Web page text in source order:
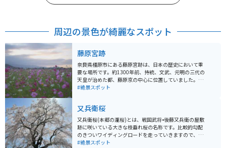
周辺の景色が綺麗なスポット
藤原宮跡
奈良県橿原市にある藤原宮跡は、日本の歴史において重
要な場所です。約1300年前、持統、文武、元明の三代の
天皇が治めた都、藤原京の中心に位置していました。藤
原宮は、日本で初めて造られた瓦葺の宮殿で、政治の中
折々の花が植えられていて、春には菜の花と桜、秋には
コスモスが楽しめます。 藤原宮の規模は東西約5.3km、
南北約4.8kmに及び、天皇の住まいである内裏や、天皇
が儀式や政治を行った大極殿跡が残っています。現在の
藤原宮跡は、広大な敷地に遺構が点在し、歴史的な価値
#絶景スポット
又兵衛桜
又兵衛桜(本郷の瀧桜)とは、戦国武将•後藤又兵衛の屋敷
跡に咲いている大きな枝垂れ桜の名称です。比較的勾配
のきついワイディングロードを走っていきますので、ツ
ーリングにはうってつけです。 春になると、多くの観光
#絶景スポット